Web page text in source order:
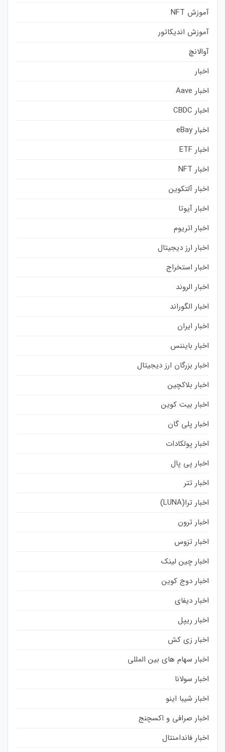
آموزش NFT
آموزش اندیکاتور
آوالانچ
اخبار
اخبار Aave
اخبار CBDC
اخبار eBay
اخبار ETF
اخبار NFT
اخبار آلتکوین
اخبار آیوتا
اخبار اتریوم
اخبار ارز دیجیتال
اخبار استخراج
اخبار الروند
اخبار الگوراند
اخبار ایران
اخبار بایننس
اخبار بزرگان ارز دیجیتال
اخبار بلاکچین
اخبار بیت کوین
اخبار پلی گان
اخبار پولکادات
اخبار پی پال
اخبار تتر
اخبار ترا(LUNA)
اخبار ترون
اخبار تزوس
اخبار چین لینک
اخبار دوج کوین
اخبار دیفای
اخبار ریپل
اخبار زی کش
اخبار سهام های بین المللی
اخبار سولانا
اخبار شیبا اینو
اخبار صرافی و اکسچنج
اخبار فاندامنتال